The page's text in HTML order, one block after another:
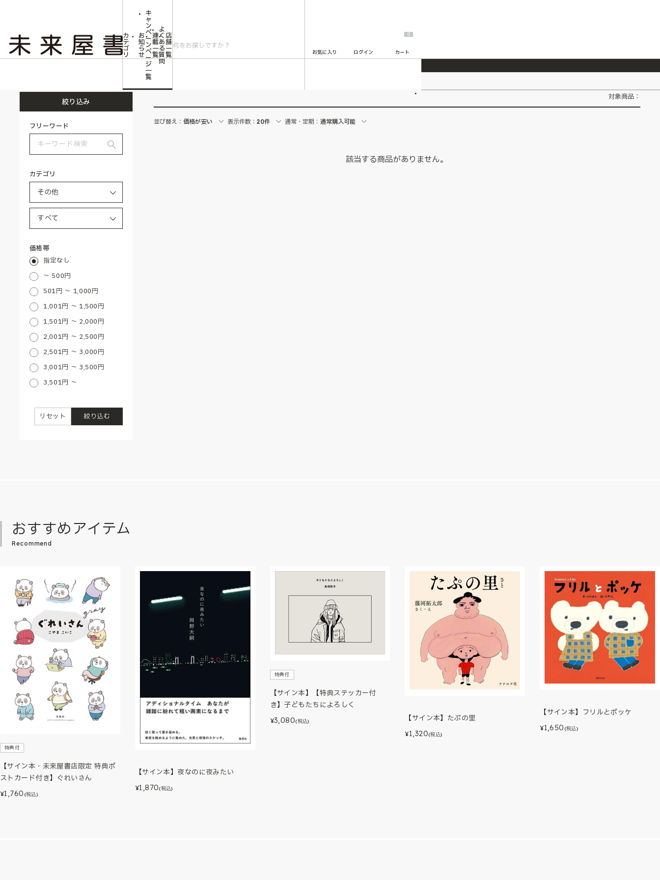
2026/7/23 『ONE PIECE magazine 021 ONE PIECEカード付き同梱版』発売延期のご案内
カ
テ
ゴ
リ
お
知
ら
せ
キ
ャ
ン
ペ
ー
ン
ペ
ー
ジ
一
覧
連
載
一
覧
よ
く
あ
る
質
問
店
舗
一
覧
お気に入り ログイン
0
カート
絞り込み
フリーワード
カテゴリ
価格帯
指定なし
～ 500円
501円 ～ 1,000円
1,001円 ～ 1,500円
1,501円 ～ 2,000円
2,001円 ～ 2,500円
2,501円 ～ 3,000円
3,001円 ～ 3,500円
3,501円 ～
絞り込む
リセット
対象商品：
並び替え： 価格が安い 表示件数： 20件 通常・定期： 通常購入可能
該当する商品がありません。
おすすめアイテム
Recommend
特典付
【サイン本・未来屋書店限定 特典ポ
ストカード付き】ぐれいさん
¥1,760 (税込)
【サイン本】夜なのに夜みたい
¥1,870(税込)
特典付
【サイン本】【特典ステッカー付
き】子どもたちによろしく
¥3,080(税込) 【サイン本】たぷの里
¥1,320(税込)
【サイン本】フリルとポッケ
¥1,650 (税込)